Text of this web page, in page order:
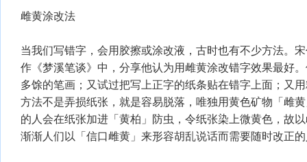
雌黄涂改法
当我们写错字，会用胶擦或涂改液，古时也有不少方法。
作《梦溪笔谈》中，分享他认为用雌黄涂改错字效果最好
多馀的笔画；又试过把写上正字的纸条贴在错字上面；又
方法不是弄损纸张，就是容易脱落，唯独用黄色矿物「雌
的人会在纸张加进「黄柏」防虫，令纸张染上微黄色，故
渐渐人们以「信口雌黄」来形容胡乱说话而需要随时改正